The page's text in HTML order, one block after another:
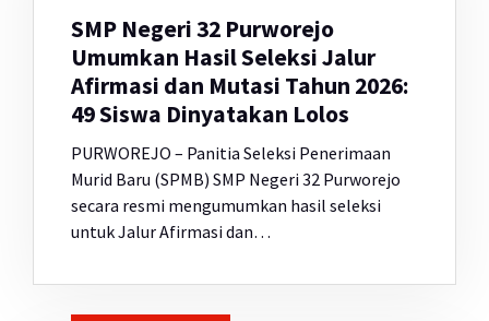
SMP Negeri 32 Purworejo
Umumkan Hasil Seleksi Jalur
Afirmasi dan Mutasi Tahun 2026:
49 Siswa Dinyatakan Lolos
PURWOREJO – Panitia Seleksi Penerimaan
Murid Baru (SPMB) SMP Negeri 32 Purworejo
secara resmi mengumumkan hasil seleksi
untuk Jalur Afirmasi dan…